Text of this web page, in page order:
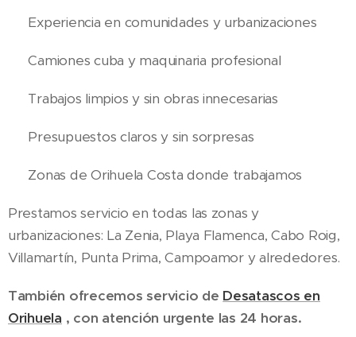
✔️ Experiencia en comunidades y urbanizaciones
✔️ Camiones cuba y maquinaria profesional
✔️ Trabajos limpios y sin obras innecesarias
✔️ Presupuestos claros y sin sorpresas
📍 Zonas de Orihuela Costa donde trabajamos
Prestamos servicio en todas las zonas y
urbanizaciones: La Zenia, Playa Flamenca, Cabo Roig,
Villamartín, Punta Prima, Campoamor y alrededores.
También ofrecemos servicio de Desatascos en
Orihuela , con atención urgente las 24 horas.